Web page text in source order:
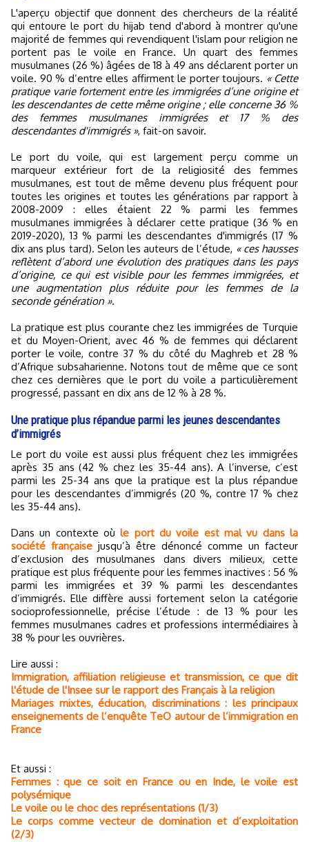
L'aperçu objectif que donnent des chercheurs de la réalité
qui entoure le port du hijab tend d'abord à montrer qu'une
majorité de femmes qui revendiquent l'islam pour religion ne
portent pas le voile en France. Un quart des femmes
musulmanes (26 %) âgées de 18 à 49 ans déclarent porter un
voile. 90 % d’entre elles affirment le porter toujours. « Cette
pratique varie fortement entre les immigrées d’une origine et
les descendantes de cette même origine ; elle concerne 36 %
des femmes musulmanes immigrées et 17 % des
descendantes d'immigrés », fait-on savoir.
Le port du voile, qui est largement perçu comme un
marqueur extérieur fort de la religiosité des femmes
musulmanes, est tout de même devenu plus fréquent pour
toutes les origines et toutes les générations par rapport à
2008-2009 : elles étaient 22 % parmi les femmes
musulmanes immigrées à déclarer cette pratique (36 % en
2019-2020), 13 % parmi les descendantes d'immigrés (17 %
dix ans plus tard). Selon les auteurs de l’étude, « ces hausses
reflètent d’abord une évolution des pratiques dans les pays
d’origine, ce qui est visible pour les femmes immigrées, et
une augmentation plus réduite pour les femmes de la
seconde génération ».
La pratique est plus courante chez les immigrées de Turquie
et du Moyen-Orient, avec 46 % de femmes qui déclarent
porter le voile, contre 37 % du côté du Maghreb et 28 %
d’Afrique subsaharienne. Notons tout de même que ce sont
chez ces dernières que le port du voile a particulièrement
progressé, passant en dix ans de 12 % à 28 %.
Une pratique plus répandue parmi les jeunes descendantes
d’immigrés
Le port du voile est aussi plus fréquent chez les immigrées
après 35 ans (42 % chez les 35-44 ans). A l’inverse, c’est
parmi les 25-34 ans que la pratique est la plus répandue
pour les descendantes d’immigrés (20 %, contre 17 % chez
les 35-44 ans).
Dans un contexte oùle port du voile est mal vu dans la
société française jusqu’à être dénoncé comme un facteur
d’exclusion des musulmanes dans divers milieux, cette
pratique est plus fréquente pour les femmes inactives : 56 %
parmi les immigrées et 39 % parmi les descendantes
d’immigrés. Elle diffère aussi fortement selon la catégorie
socioprofessionnelle, précise l’étude : de 13 % pour les
femmes musulmanes cadres et professions intermédiaires à
38 % pour les ouvrières.
Lire aussi :
Immigration, affiliation religieuse et transmission, ce que dit
l'étude de l'Insee sur le rapport des Français à la religion
Mariages mixtes, éducation, discriminations : les principaux
enseignements de l’enquête TeO autour de l’immigration en
France
Et aussi :
Femmes : que ce soit en France ou en Inde, le voile est
polysémique
Le voile ou le choc des représentations (1/3)
Le corps comme vecteur de domination et d’exploitation
(2/3)